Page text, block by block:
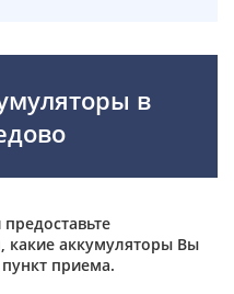
в
аккумуляторы Вы
приема.